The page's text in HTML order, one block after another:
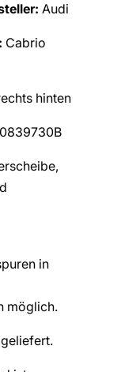
Audi
Cabrio
hinten
in
möglich.